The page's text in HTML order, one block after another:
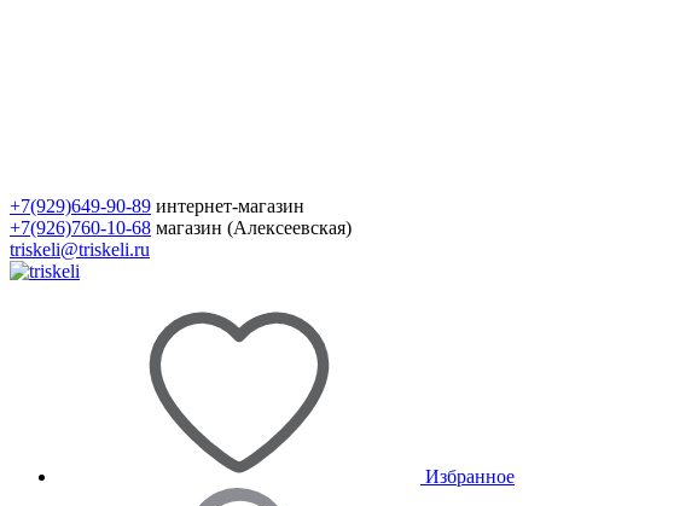
+7(929)649-90-89 интернет-магазин
+7(926)760-10-68 магазин (Алексеевская)
triskeli@triskeli.ru
Избранное